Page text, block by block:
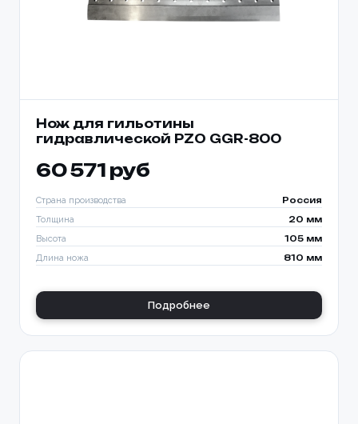
Нож для гильотины
гидравлической PZO GGR-800
60 571 руб
Страна производства Россия
Толщина 20 мм
Высота 105 мм
Длина ножа 810 мм
Подробнее